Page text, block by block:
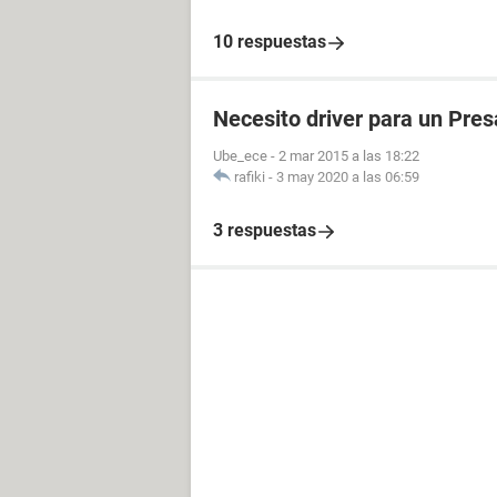
10 respuestas
Necesito driver para un
Ube_ece - 2 mar 2015 a las 18:22
rafiki - 3 may 2020 a las 06:59
3 respuestas